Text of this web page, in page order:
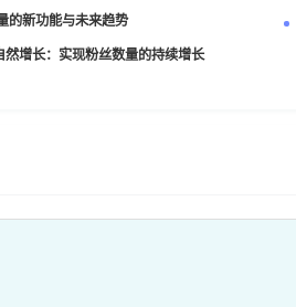
的新功能与未来趋势
增长：实现粉丝数量的持续增长